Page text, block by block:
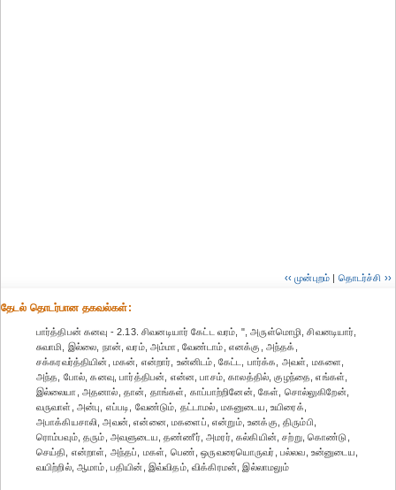
‹‹ முன்புறம் | தொடர்ச்சி ››
தேட‌ல் தொட‌ர்பான தகவ‌ல்க‌ள்:
பார்த்திபன் கனவு - 2.13. சிவனடியார் கேட்ட வரம், ", அருள்மொழி, சிவனடியார்,
சுவாமி, இல்லை, நான், வரம், அம்மா, வேண்டாம், எனக்கு, அந்தக்,
சக்கரவர்த்தியின், மகன், என்றார், உன்னிடம், கேட்ட, பார்க்க, அவள், மகளை,
அந்த, போல், கனவு, பார்த்திபன், என்ன, பாசம், காலத்தில், குழந்தை, எங்கள்,
இல்லையா, அதனால், தான், தாங்கள், காப்பாற்றினேன், கேள், சொல்லுகிறேன்,
வருவாள், அன்பு, எப்படி, வேண்டும், தட்டாமல், மகனுடைய, உயிரைக்,
அபாக்கியசாலி, அவன், என்னை, மகளைப், என்றும், உனக்கு, திரும்பி,
ரொம்பவும், தரும், அவளுடைய, தண்ணீர், அமரர், கல்கியின், சற்று, கொண்டு,
செய்தி, என்றாள், அந்தப், மகள், பெண், ஒருவரையொருவர், பல்லவ, உன்னுடைய,
வயிற்றில், ஆமாம், பதியின், இவ்விதம், விக்கிரமன், இல்லாமலும்